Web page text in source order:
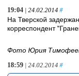
19:04 | 24.02.2014 #
На Тверской
корреспондент
Фото Юрия
18:59 | 24.02.2014 #